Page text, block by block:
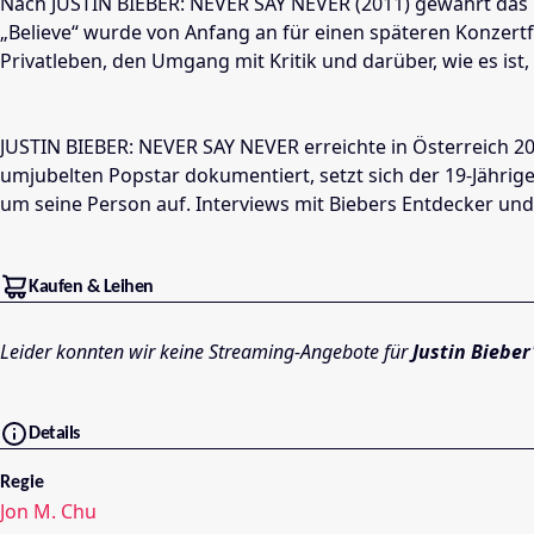
„Believe“ wurde von Anfang an für einen späteren
Privatleben, den Umgang mit Kritik und darüber, wie es
JUSTIN BIEBER: NEVER SAY NEVER erreichte in
umjubelten Popstar dokumentiert, setzt sich der 19-
um seine Person auf. Interviews mit Biebers Entdecker
Kaufen & Leihen
Leider konnten wir keine Streaming-Angebote fürJustin
Details
Regie
Jon M. Chu